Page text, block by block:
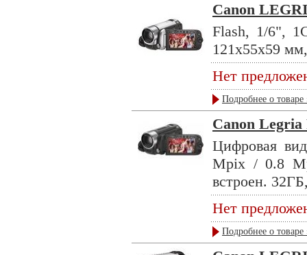
Canon
Flash, 1/6",
121x55x59
Нет
Подробнее о товаре
Canon Legria
Цифровая
Mpix / 0.8
встроен.
Нет
Подробнее о товаре